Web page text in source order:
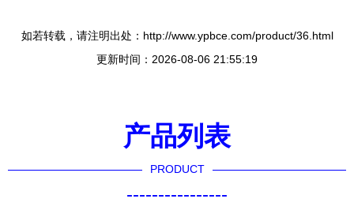
如若转载，请注明出处：http://www.ypbce.com/product/36.html
更新时间：2026-08-06 21:55:19
产品列表
PRODUCT
----------------